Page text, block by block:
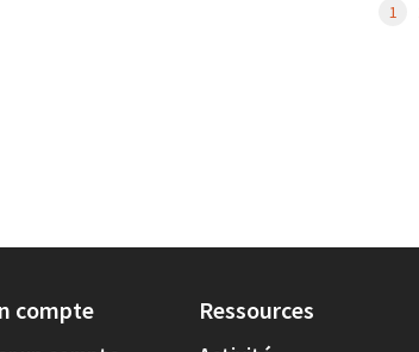
1
compte Ressources